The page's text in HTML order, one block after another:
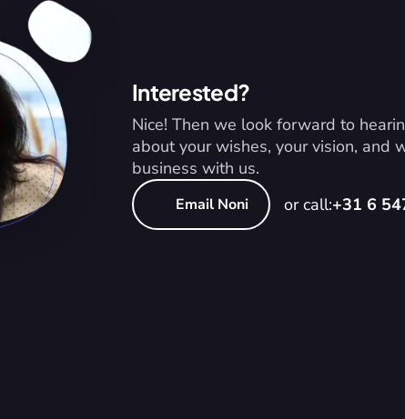
Interested?
Nice! Then we look forward to
about your wishes, your vision, and
business with us.
Email Noni or call:+31 6